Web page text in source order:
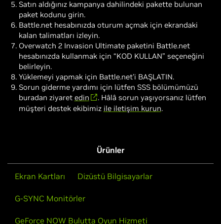
Satın aldığınız kampanya dahilindeki pakette bulunan
paket kodunu girin.
Battle.net hesabınızda oturum açmak için ekrandaki
kalan talimatları izleyin.
Overwatch 2 Invasion Ultimate paketini Battle.net
hesabınızda kullanmak için “KOD KULLAN” seçeneğini
belirleyin.
Yüklemeyi yapmak için Battle.net'i BAŞLATIN.
Sorun giderme yardımı için lütfen SSS bölümümüzü
buradan ziyaret edin
. Hâlâ sorun yaşıyorsanız lütfen
müşteri destek ekibimiz ile iletişim kurun.
Ürünler
Ekran Kartları Dizüstü Bilgisayarlar
G-SYNC Monitörler
GeForce NOW Bulutta Oyun Hizmeti